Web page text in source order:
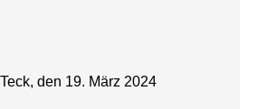
den 19. März 2024